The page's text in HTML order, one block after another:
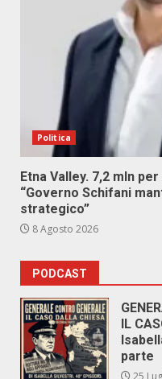
Politica
Etna Valley. 7,2 mln
“Governo Schifani
strategico”
8 Agosto 2026
PODCAST
IL
parte
25